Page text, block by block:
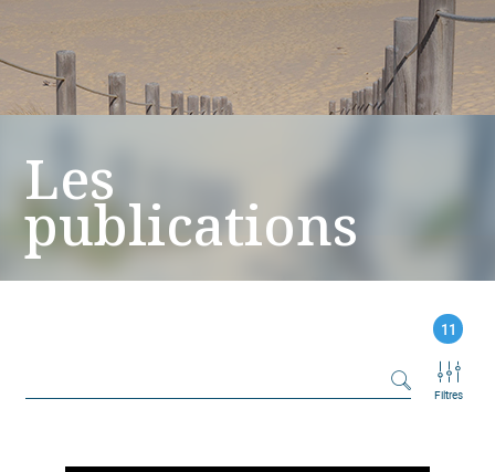
Les
publications
11
Filtres